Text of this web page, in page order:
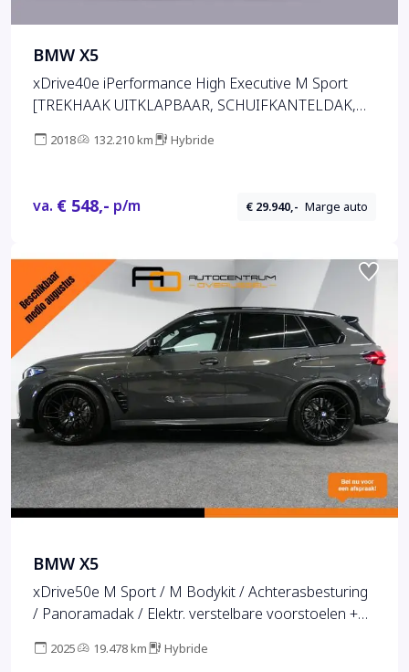
BMW X5
xDrive40e iPerformance High Executive M Sport
[TREKHAAK UITKLAPBAAR, SCHUIFKANTELDAK,
STOELVERWARMING, CAMERA, CRUISE, PDC V+A,
2018 132.210 km Hybride
va. € 548,- p/m € 29.940,- Marge auto
BMW X5
xDrive50e M Sport / M Bodykit / Achterasbesturing
/ Panoramadak / Elektr. verstelbare voorstoelen +
wegklapbare trekhaak / HUD Professional / Harman
2025 19.478 km Hybride